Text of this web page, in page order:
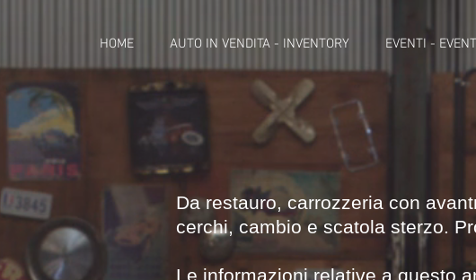
HOME AUTO IN VENDITA - INVENTORY EVENTI -
'57 Porsche
Da restauro, carrozzeria con
cerchi, cambio e scatola sterzo.
Le informazioni relative a questo